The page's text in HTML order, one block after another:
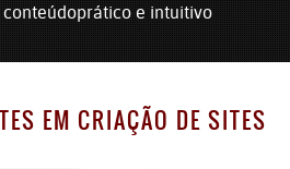
prático e intuitivo
EM CRIAÇÃO DE SITES